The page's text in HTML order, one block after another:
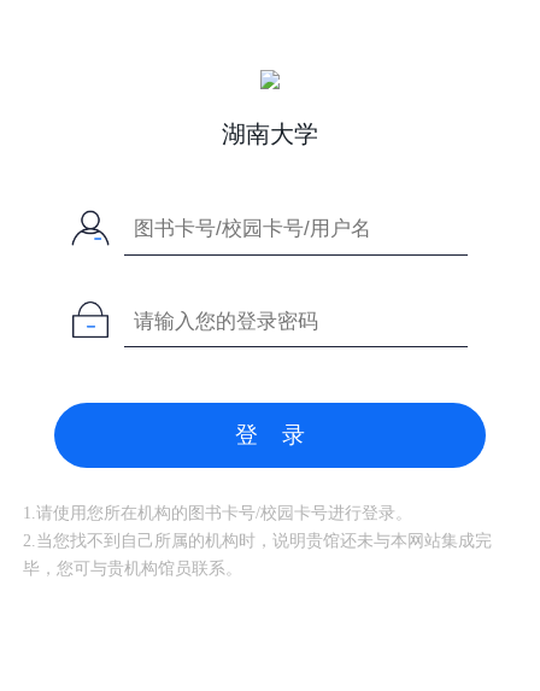
湖南大学
登 录
1.请使用您所在机构的图书卡号/校园卡号进行登录。
2.当您找不到自己所属的机构时，说明贵馆还未与本网站集成完
毕，您可与贵机构馆员联系。